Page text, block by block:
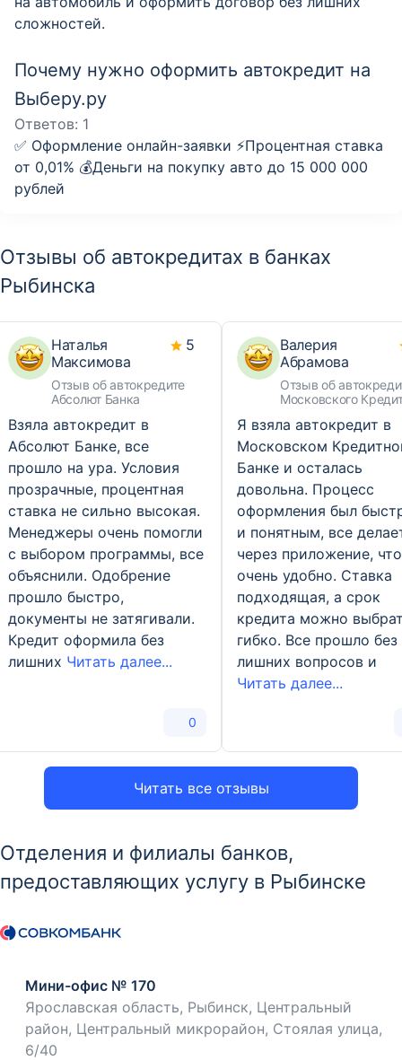
сложностей.
Почему нужно оформить автокредит на
Выберу.ру
Ответов: 1
✅ Оформление онлайн-заявки ⚡️Процентная ставка
от 0,01% 💰Деньги на покупку авто до 15 000 000
рублей
Отзывы об автокредитах в банках
Рыбинска
Читать все отзывы
Наталья
Максимова
Отзыв об автокредите
Абсолют Банка
5
Взяла автокредит в
Абсолют Банке, все
прошло на ура. Условия
прозрачные, процентная
ставка не сильно высокая.
Менеджеры очень помогли
с выбором программы, все
объяснили. Одобрение
прошло быстро,
документы не затягивали.
Кредит оформила без
лишних Читать далее...
0
Валерия
Абрамова
Отзыв об
Московского
Я взяла автокредит в
Московском
Банке и осталась
довольна. Процесс
оформления был
и понятным, все
через приложение, что
очень удобно. Ставка
подходящая, а срок
кредита можно
гибко. Все прошло без
лишних вопросов и
Читать далее...
Отделения и филиалы банков,
предоставляющих услугу в Рыбинске
Мини-офис № 170
Ярославская область, Рыбинск, Центральный
район, Центральный микрорайон, Стоялая улица,
6/40